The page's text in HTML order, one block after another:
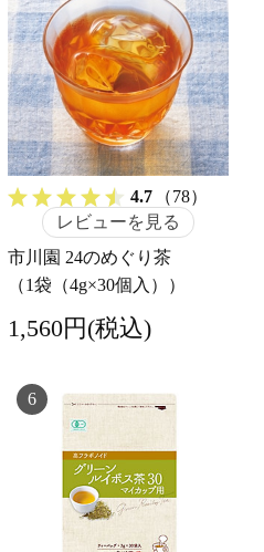
4.7
（78）
レビューを見る
市川園 24のめぐり茶
（1袋（4g×30個入））
1,560円(税込)
6